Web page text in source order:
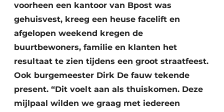
Aanmelden
Bedrijven
Contact
Brandveiligheid
BIM
Evenementen
Dak & Gevel
Houtbouw
voorheen een kantoor van Bpost was
gehuisvest, kreeg een heuse facelift en
afgelopen weekend kregen de
buurtbewoners, familie en klanten het
resultaat te zien tijdens een groot straatfeest.
Ook burgemeester Dirk De fauw tekende
present. “Dit voelt aan als thuiskomen. Deze
mijlpaal wilden we graag met iedereen